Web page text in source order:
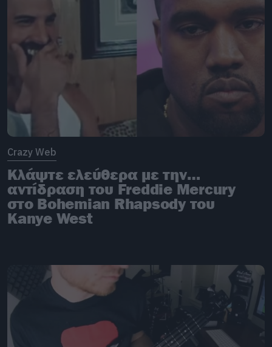
Crazy Web
Κλάψτε ελεύθερα με την…
αντίδραση του Freddie Mercury
στο Bohemian Rhapsody του
Kanye West